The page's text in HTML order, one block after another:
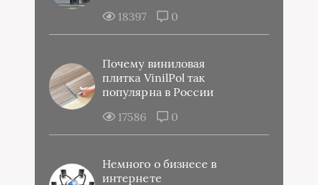
18397
0
Почему виниловая
плитка VinilPol так
популярна в России
17586
0
Немного о бизнесе в
интернете